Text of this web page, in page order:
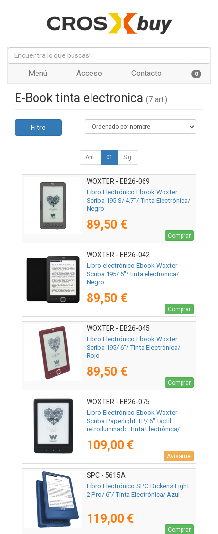
Menú Acceso Contacto 0
E-Book tinta electronica (7 art.)
Filtro
Ant. 01 Sig.
WOXTER - EB26-069
Libro Electrónico Ebook Woxter
Scriba 195 S/ 4.7"/ Tinta Electrónica/
Negro
89,50 €
Comprar
WOXTER - EB26-042
Libro electrónico Ebook Woxter
Scriba 195/ 6"/ tinta electrónica/
Negro
89,50 €
Comprar
WOXTER - EB26-045
Libro Electrónico Ebook Woxter
Scriba 195/ 6"/ Tinta Electrónica/
Rojo
89,50 €
Comprar
WOXTER - EB26-075
Libro Electrónico Ebook Woxter
Scriba Paperlight TP/ 6" tactil
retroiluminado Tinta Electrónica/
109,00 €
Avísame
SPC - 5615A
Libro Electrónico SPC Dickens Light
2 Pro/ 6"/ Tinta Electrónica/ Azul
119,00 €
Comprar